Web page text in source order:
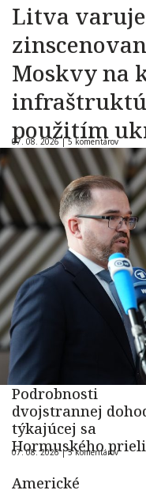
Litva
Moskvy na
použitím
07. 08. 2026 |5 komentárov
Podrobnosti
dvojstrannej
týkajúcej sa
Hormuského
07. 08. 2026 |5 komentárov
Americké